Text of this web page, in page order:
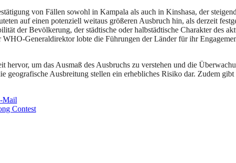
von Fällen sowohl in Kampala als auch in Kinshasa, der
auf einen potenziell weitaus größeren Ausbruch hin, als derzeit
der Bevölkerung, der städtische oder halbstädtische Charakter des
Generaldirektor lobte die Führungen der Länder für ihr
um das Ausmaß des Ausbruchs zu verstehen und die
Ausbreitung stellen ein erhebliches Risiko dar. Zudem
Mail
Contest